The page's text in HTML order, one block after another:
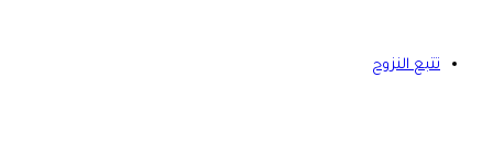
تتبع النزوح